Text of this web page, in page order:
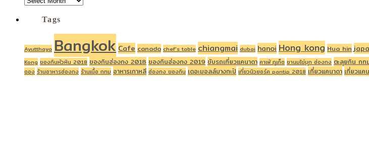
Tags
Ayutthaya Bangkok Cafe canada chef's table chiangmai dubai hanoi Hong kong Hua hin
Kong ของกินหัวหิน 2018 ของกินฮ่องกง 2018 ของกินฮ่องกง 2019 ขับรถเที่ยวแคนาดา คาเฟ่ ภูเก็ต ชานมไข่มุก ฮ่องกง ตะลุยกิน ก
ตอง ร้านอาหารฮ่องกง ร้านเนื้อ กทม อาหารเกาหลี ฮ่องกง ของกิน เดอะมอลล์บางกะปิ เที่ยวนิวยอร์ค pantip 2018 เที่ยวแคนาดา เที่ยวแค